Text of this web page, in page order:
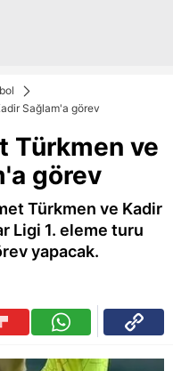
Sağlam'a görev
Türkmen ve
görev
Türkmen ve Kadir
Ligi 1. eleme turu
yapacak.